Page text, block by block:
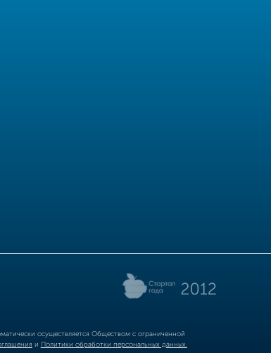
осуществляется Обществом с ограниченной
и Политики обработки персональных данных.